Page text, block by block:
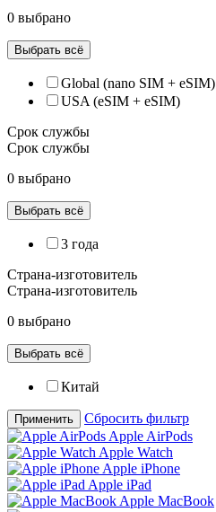
0 выбрано
Выбрать всё
Global (nano SIM + eSIM)
USA (eSIM + eSIM)
Срок службы
Срок службы
0 выбрано
Выбрать всё
3 года
Страна-изготовитель
Страна-изготовитель
0 выбрано
Выбрать всё
Китай
Применить
Сбросить фильтр
Apple AirPods
Apple Watch
Apple iPhone
Apple iPad
Apple MacBook